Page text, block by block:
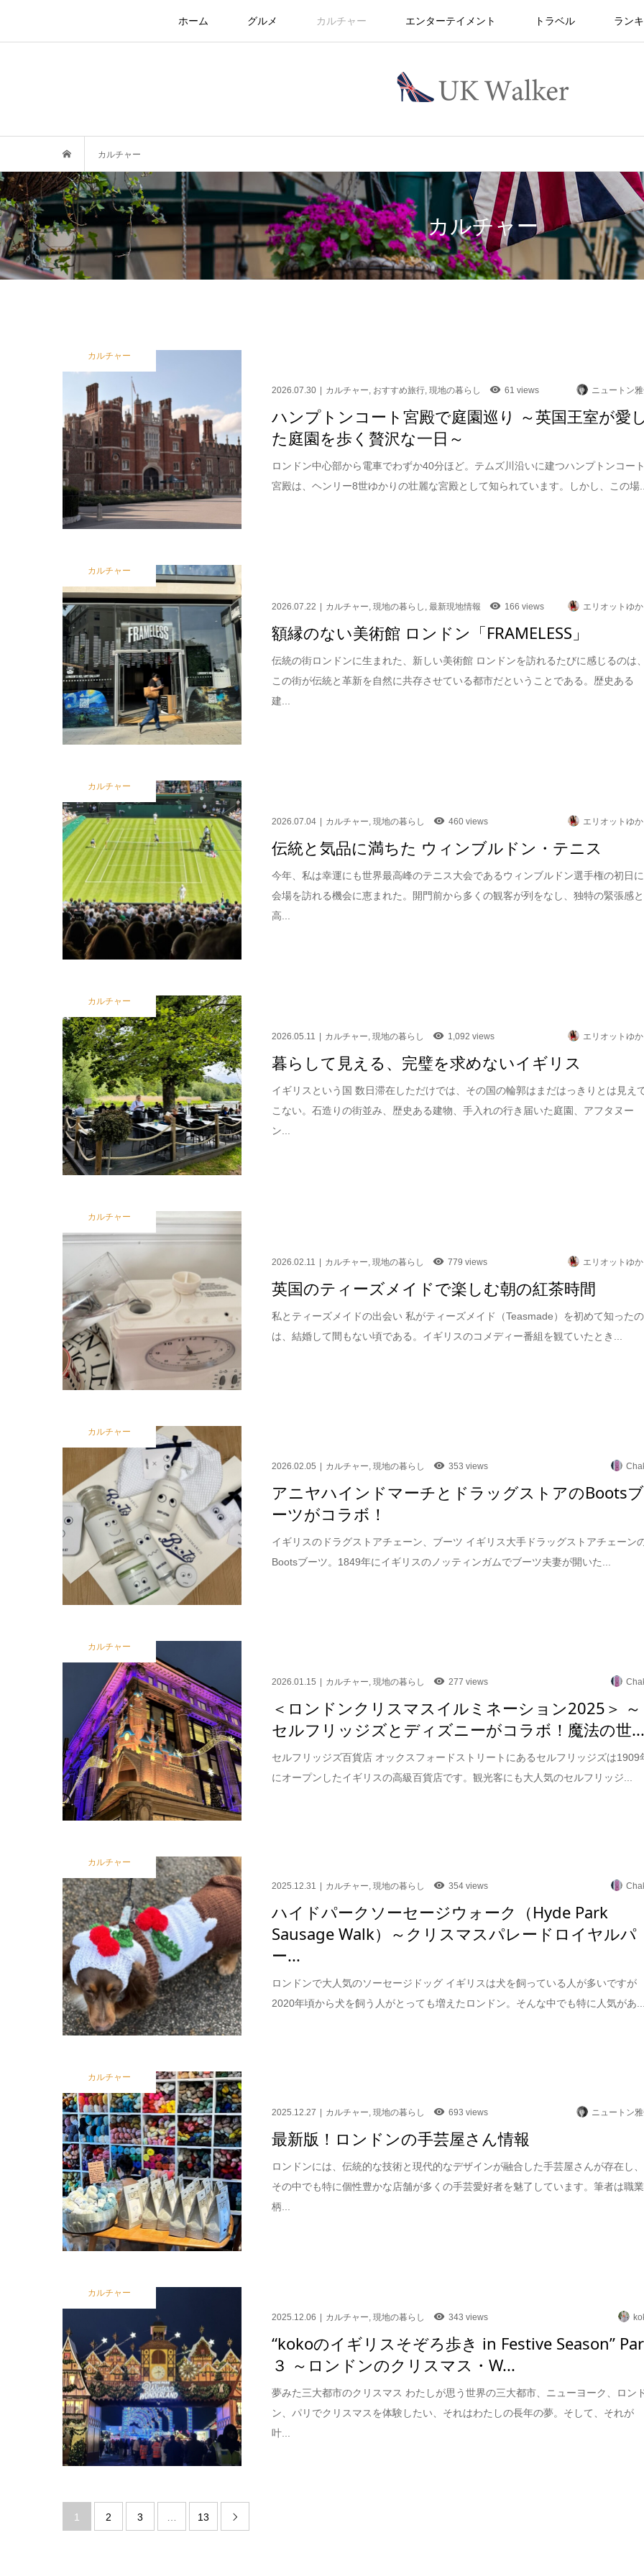
ホーム グルメ カルチャー エンターテイメント トラベル ラン
カルチャー
カルチャー
カルチャー
2026.07.30 カルチャー, おすすめ旅行,現地の暮らし 61 views ニュートン
ハンプトンコート宮殿で庭園巡り ～英国王室が愛し
た庭園を歩く贅沢な一日～
ロンドン中心部から電車でわずか40分ほど。テムズ川沿いに建つハンプトンコート
宮殿は、ヘンリー8世ゆかりの壮麗な宮殿として知られています。しかし、この場...
カルチャー
2026.07.22 カルチャー ,現地の暮らし ,最新現地情報 166 views エリオットゆか
額縁のない美術館 ロンドン「FRAMELESS」
伝統の街ロンドンに生まれた、新しい美術館 ロンドンを訪れるたびに感じるのは、
この街が伝統と革新を自然に共存させている都市だということである。歴史ある
建...
カルチャー
2026.07.04 カルチャー,現地の暮らし 460 views エリオットゆか
伝統と気品に満ちた ウィンブルドン・テニス
今年、私は幸運にも世界最高峰のテニス大会であるウィンブルドン選手権の初日に
会場を訪れる機会に恵まれた。開門前から多くの観客が列をなし、独特の緊張感と
高...
カルチャー
2026.05.11 カルチャー,現地の暮らし 1,092 views エリオットゆか
暮らして見える、完璧を求めないイギリス
イギリスという国 数日滞在しただけでは、その国の輪郭はまだはっきりとは見え
こない。石造りの街並み、歴史ある建物、手入れの行き届いた庭園、アフタヌー
ン...
カルチャー
2026.02.11 カルチャー ,現地の暮らし 779 views エリオットゆか
英国のティーズメイドで楽しむ朝の紅茶時間
私とティーズメイドの出会い 私がティーズメイド（Teasmade）を初めて知ったの
は、結婚して間もない頃である。イギリスのコメディー番組を観ていたとき...
カルチャー
2026.02.05 カルチャー,現地の暮らし 353 views
アニヤハインドマーチとドラッグストアのBootsブ
ーツがコラボ！
イギリスのドラグストアチェーン、ブーツ イギリス大手ドラッグストアチェーン
Bootsブーツ。1849年にイギリスのノッティンガムでブーツ夫妻が開いた...
カルチャー
2026.01.15 カルチャー ,現地の暮らし 277 views
＜ロンドンクリスマスイルミネーション2025＞ ～
セルフリッジズとディズニーがコラボ！魔法の世...
セルフリッジズ百貨店 オックスフォードストリートにあるセルフリッジズは1909
にオープンしたイギリスの高級百貨店です。観光客にも大人気のセルフリッジ...
カルチャー
2025.12.31 カルチャー,現地の暮らし 354 views
ハイドパークソーセージウォーク（Hyde Park
Sausage Walk）～クリスマスパレードロイヤルパ
ー...
ロンドンで大人気のソーセージドッグ イギリスは犬を飼っている人が多いですが
2020年頃から犬を飼う人がとっても増えたロンドン。そんな中でも特に人気があ...
カルチャー
2025.12.27 カルチャー,現地の暮らし 693 views ニュートン
最新版！ロンドンの手芸屋さん情報
ロンドンには、伝統的な技術と現代的なデザインが融合した手芸屋さんが存在し、
その中でも特に個性豊かな店舗が多くの手芸愛好者を魅了しています。筆者は職業
柄...
カルチャー
2025.12.06 カルチャー ,現地の暮らし 343 views
“kokoのイギリスそぞろ歩き in Festive Season”
３ ～ロンドンのクリスマス・W...
夢みた三大都市のクリスマス わたしが思う世界の三大都市、ニューヨーク、ロン
ン、パリでクリスマスを体験したい、それはわたしの長年の夢。そして、それが
叶...
1 2 3 13 